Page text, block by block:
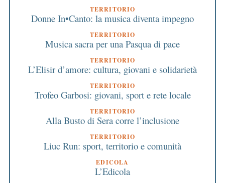
TERRITORIO
Donne In•Canto: la musica diventa impegno
TERRITORIO
Musica sacra per una Pasqua di pace
TERRITORIO
L’Elisir d’amore: cultura, giovani e solidarietà
TERRITORIO
Trofeo Garbosi: giovani, sport e rete locale
TERRITORIO
Alla Busto di Sera corre l’inclusione
TERRITORIO
Liuc Run: sport, territorio e comunità
EDICOLA
L’Edicola